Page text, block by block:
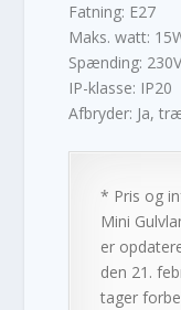
Fatning: E27
Maks. watt:
Spænding: 230V
IP-klasse: IP20
Afbryder: Ja,
* Pris og
Mini
er
den 21.
tager